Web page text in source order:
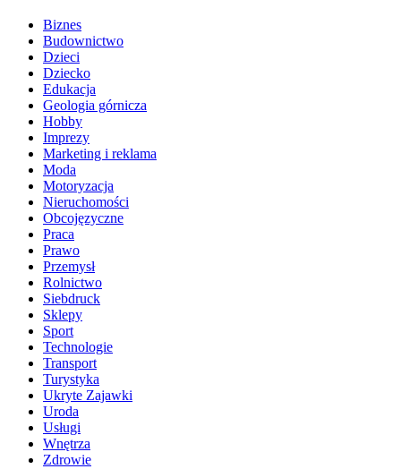
Biznes
Budownictwo
Dzieci
Dziecko
Edukacja
Geologia górnicza
Hobby
Imprezy
Marketing i reklama
Moda
Motoryzacja
Nieruchomości
Obcojęzyczne
Praca
Prawo
Przemysł
Rolnictwo
Siebdruck
Sklepy
Sport
Technologie
Transport
Turystyka
Ukryte Zajawki
Uroda
Usługi
Wnętrza
Zdrowie